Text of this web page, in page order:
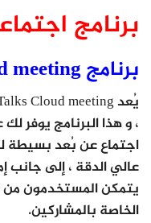
برنامج
برنامج eztalks cloud meeting
، و هذا البرنامج يوفر
اجتماع عن بُعد بسيطة
عالي الدقة ، إلى
يتمكن المستخدمون
الخاصة بالمشاركين.